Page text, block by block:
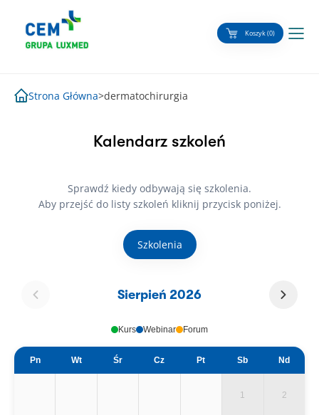
content
Koszyk (0)
Strona Główna>dermatochirurgia
Kalendarz szkoleń
Sprawdź kiedy odbywają się szkolenia.
Aby przejść do listy szkoleń kliknij przycisk poniżej.
Szkolenia
Sierpień 2026
Kurs Webinar Forum
Pn Wt Śr Cz Pt Sb Nd
1 2